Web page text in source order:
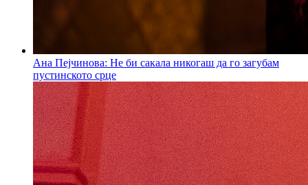
Ана Пејчинова: Не би сакала никогаш да го загубам
пустинското срце